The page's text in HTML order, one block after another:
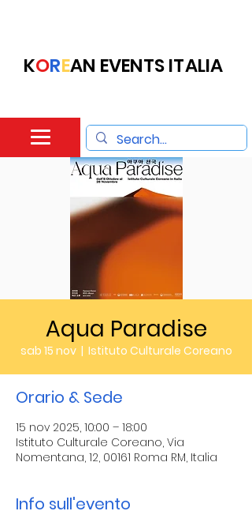
KOREAN EVENTS ITALIA
Aqua Paradise
sab 15 nov
  |
Istituto Culturale Coreano
Orario & Sede
15 nov 2025, 10:00 – 18:00
Istituto Culturale Coreano, Via
Nomentana, 12, 00161 Roma RM, Italia
Info sull'evento